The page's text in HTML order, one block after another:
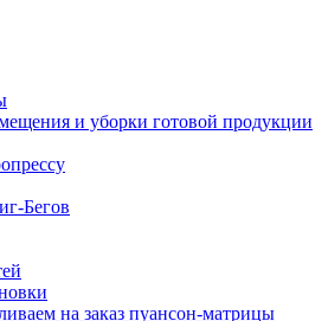
и уборки готовой продукции
Бегов
на заказ пуансон-матрицы